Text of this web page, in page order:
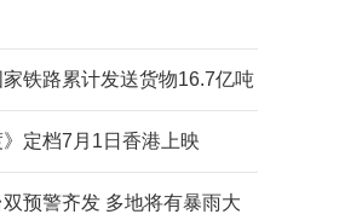
铁路累计发送货物16.7亿吨
定档7月1日香港上映
预警齐发 多地将有暴雨大